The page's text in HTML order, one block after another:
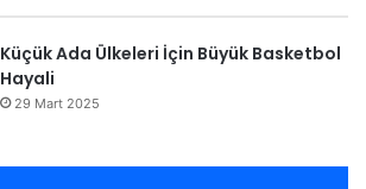
Küçük Ada Ülkeleri İçin Büyük Basketbol
Hayali
29 Mart 2025